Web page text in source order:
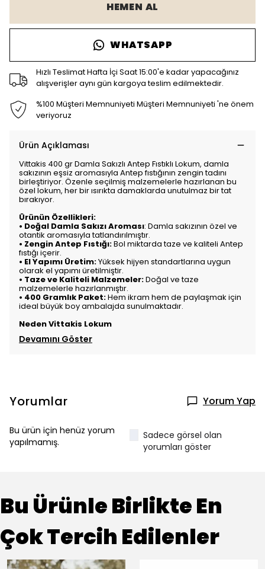
HEMEN AL
WHATSAPP
Hızlı Teslimat Hafta İçi Saat 15:00'e kadar yapacağınız
alışverişler aynı gün kargoya teslim edilmektedir.
%100 Müşteri Memnuniyeti Müşteri Memnuniyeti 'ne önem
veriyoruz
Ürün Açıklaması
Vittakis 400 gr Damla Sakızlı Antep Fıstıklı Lokum, damla
sakızının eşsiz aromasıyla Antep fıstığının zengin tadını
birleştiriyor. Özenle seçilmiş malzemelerle hazırlanan bu
özel lokum, her bir ısırıkta damaklarda unutulmaz bir tat
bırakıyor.
Ürünün Özellikleri:
• Doğal Damla Sakızı Aroması: Damla sakızının özel ve
otantik aromasıyla tatlandırılmıştır.
• Zengin Antep Fıstığı:Bol miktarda taze ve kaliteli Antep
fıstığı içerir.
• El Yapımı Üretim:Yüksek hijyen standartlarına uygun
olarak el yapımı üretilmiştir.
• Taze ve Kaliteli Malzemeler:Doğal ve taze
malzemelerle hazırlanmıştır.
• 400 Gramlık Paket:Hem ikram hem de paylaşmak için
ideal büyük boy ambalajda sunulmaktadır.
Neden Vittakis Lokum
Devamını Göster
Yorumlar Yorum Yap
Bu ürün için henüz yorum
yapılmamış.
Sadece görsel olan
yorumları göster
Bu Ürünle Birlikte En
Çok Tercih Edilenler